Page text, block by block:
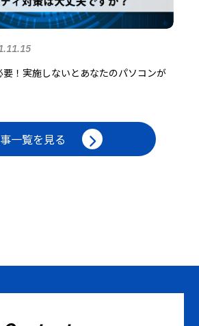
！実施しないとあなたのパソコンが
一覧を見る